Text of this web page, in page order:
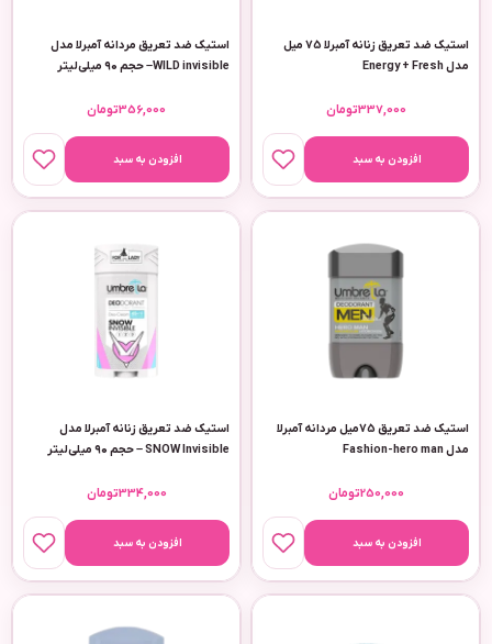
استیک ضد تعریق زنانه آمبرلا 75 میل
مدل Energy + Fresh
337,000تومان
افزودن به سبد
استیک ضد تعریق مردانه آمبرلا مدل
WILD invisible– حجم ۹۰ میلی‌لیتر
356,000تومان
افزودن به سبد
استیک ضد تعریق 75میل مردانه آمبرلا
مدل Fashion-hero man
250,000تومان
افزودن به سبد
استیک ضد تعریق زنانه آمبرلا مدل
SNOW Invisible – حجم ۹۰ میلی‌لیتر
334,000تومان
افزودن به سبد